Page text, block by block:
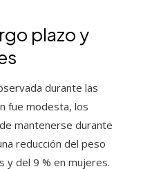
plazo y
durante las
fue modesta, los
mantenerse durante
reducción del peso
y del 9 % en mujeres.